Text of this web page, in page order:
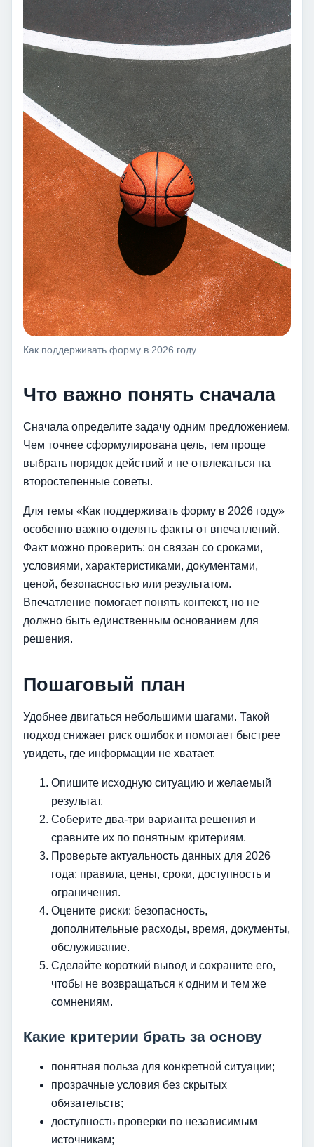
Как поддерживать форму в 2026 году
Что важно понять сначала
Сначала определите задачу одним предложением.
Чем точнее сформулирована цель, тем проще
выбрать порядок действий и не отвлекаться на
второстепенные советы.
Для темы «Как поддерживать форму в 2026 году»
особенно важно отделять факты от впечатлений.
Факт можно проверить: он связан со сроками,
условиями, характеристиками, документами,
ценой, безопасностью или результатом.
Впечатление помогает понять контекст, но не
должно быть единственным основанием для
решения.
Пошаговый план
Удобнее двигаться небольшими шагами. Такой
подход снижает риск ошибок и помогает быстрее
увидеть, где информации не хватает.
Опишите исходную ситуацию и желаемый
результат.
Соберите два-три варианта решения и
сравните их по понятным критериям.
Проверьте актуальность данных для 2026
года: правила, цены, сроки, доступность и
ограничения.
Оцените риски: безопасность,
дополнительные расходы, время, документы,
обслуживание.
Сделайте короткий вывод и сохраните его,
чтобы не возвращаться к одним и тем же
сомнениям.
Какие критерии брать за основу
понятная польза для конкретной ситуации;
прозрачные условия без скрытых
обязательств;
доступность проверки по независимым
источникам;